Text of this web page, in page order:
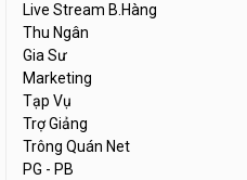
Live Stream B.Hàng
Thu Ngân
Gia Sư
Marketing
Tạp Vụ
Trợ Giảng
Trông Quán Net
PG - PB